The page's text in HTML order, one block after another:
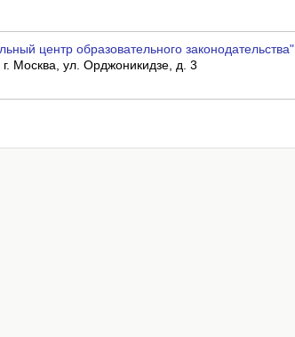
центр образовательного законодательства"
Москва, ул. Орджоникидзе, д. 3